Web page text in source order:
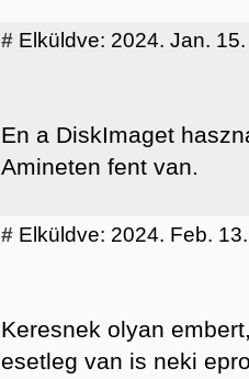
# Elküldve: 2024. Jan.
En a DiskImaget
Amineten fent van.
# Elküldve: 2024. Feb.
Keresnek olyan
esetleg van is neki